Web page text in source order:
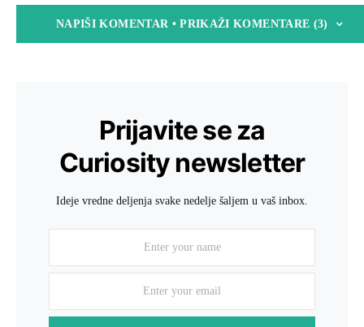
NAPIŠI KOMENTAR • PRIKAŽI KOMENTARE (3)
Prijavite se za
Curiosity newsletter
Ideje vredne deljenja svake nedelje šaljem u vaš inbox.